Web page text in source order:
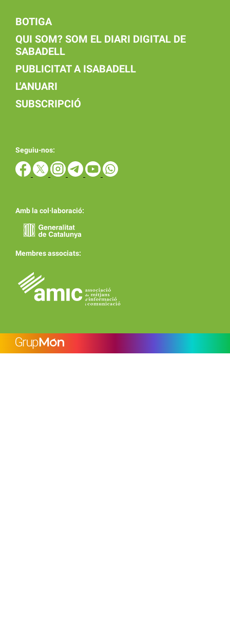
BOTIGA
QUI SOM? SOM EL DIARI DIGITAL DE
SABADELL
PUBLICITAT A ISABADELL
L'ANUARI
SUBSCRIPCIÓ
Seguiu-nos:
Amb la col·laboració:
Membres associats: